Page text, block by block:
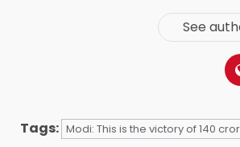
See
Tags: Modi: This is the victory of 140